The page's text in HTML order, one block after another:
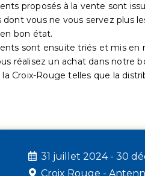
proposés à la vente sont
vous ne vous servez plus
bon état.
sont ensuite triés et mis en
réalisez un achat dans notre
la Croix-Rouge telles que la
31 juillet 2024 - 30
Croix Rouge -